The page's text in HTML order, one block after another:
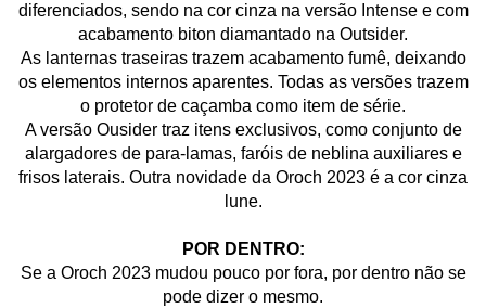
diferenciados, sendo na cor cinza na versão Intense e com
acabamento biton diamantado na Outsider.
As lanternas traseiras trazem acabamento fumê, deixando
os elementos internos aparentes. Todas as versões trazem
o protetor de caçamba como item de série.
A versão Ousider traz itens exclusivos, como conjunto de
alargadores de para-lamas, faróis de neblina auxiliares e
frisos laterais. Outra novidade da Oroch 2023 é a cor cinza
lune.
POR DENTRO:
Se a Oroch 2023 mudou pouco por fora, por dentro não se
pode dizer o mesmo.